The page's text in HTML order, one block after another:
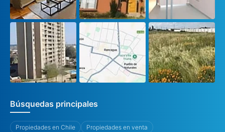
Búsquedas principales
Propiedades en Chile
Propiedades en venta